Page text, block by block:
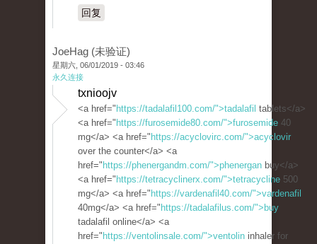
回复
JoeHag (未验证)
星期六, 06/01/2019 - 03:46
永久连接
txnioojv
<a href=" https://tadalafil100.com/">tadalafil tablets</a>
<a href=" https://furosemide80.com/">furosemide 40
mg</a> <a href=" https://acyclovirc.com/">acyclovir
over the counter</a> <a
href=" https://phenergandm.com/">phenergan buy</a>
<a href=" https://tetracyclinerx.com/">tetracycline 500
mg</a> <a href=" https://vardenafil40.com/">vardenafil
40mg</a> <a href=" https://tadalafilus.com/">buy
tadalafil online</a> <a
href=" https://ventolinsale.com/">ventolin inhaler for